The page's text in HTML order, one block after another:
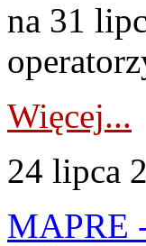
na 31
Więcej...
24 lipca
MAPRE